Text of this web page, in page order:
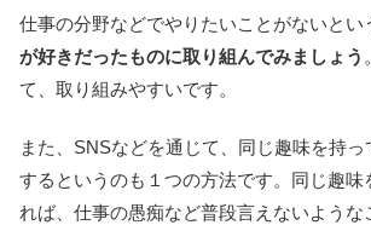
仕事の分野などでやりたいことがないとい
が好きだったものに取り組んでみましょう
て、取り組みやすいです。
また、SNSなどを通じて、同じ趣味を持
するというのも１つの方法です。同じ趣味
れば、仕事の愚痴など普段言えないような